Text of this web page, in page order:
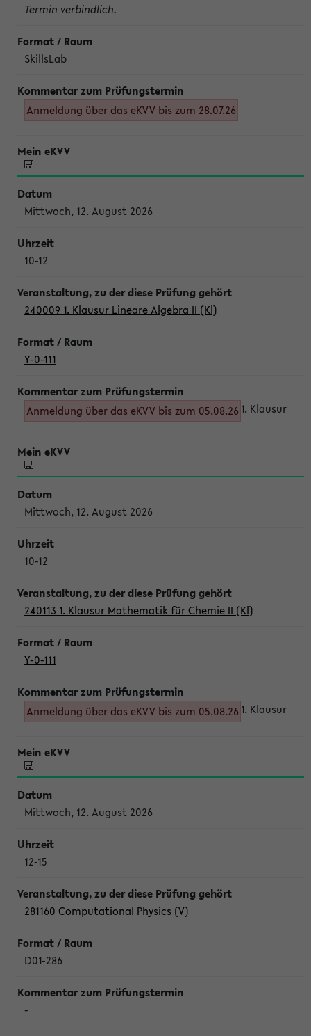
Termin verbindlich.
SkillsLab
Anmeldung über das eKVV bis zum 28.07.26
Mittwoch, 12. August 2026
10-12
240009 1. Klausur Lineare Algebra II (Kl)
Y-0-111
Anmeldung über das eKVV bis zum 05.08.26 1. Klausur
Mittwoch, 12. August 2026
10-12
240113 1. Klausur Mathematik für Chemie II (Kl)
Y-0-111
Anmeldung über das eKVV bis zum 05.08.26 1. Klausur
Mittwoch, 12. August 2026
12-15
281160 Computational Physics (V)
D01-286
-